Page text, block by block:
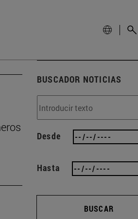
BUSCADOR NOTICIAS
Desde
Hasta
BUSCAR